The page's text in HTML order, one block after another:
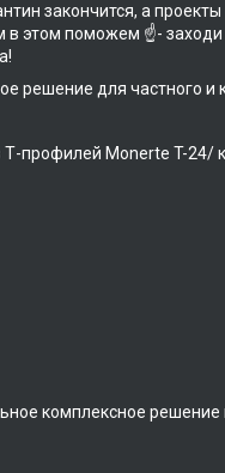
закончится, а
этом поможем ☝️- заходи
решение для частного и
Monerte T-24/
комплексное